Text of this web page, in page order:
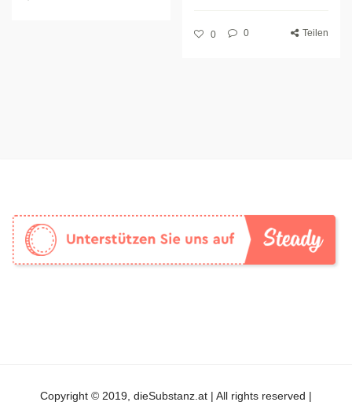
0 0 Teilen
Copyright © 2019, dieSubstanz.at | All rights reserved |